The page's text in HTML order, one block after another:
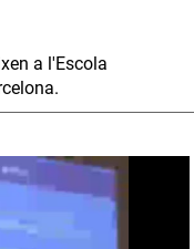
a l'Escola